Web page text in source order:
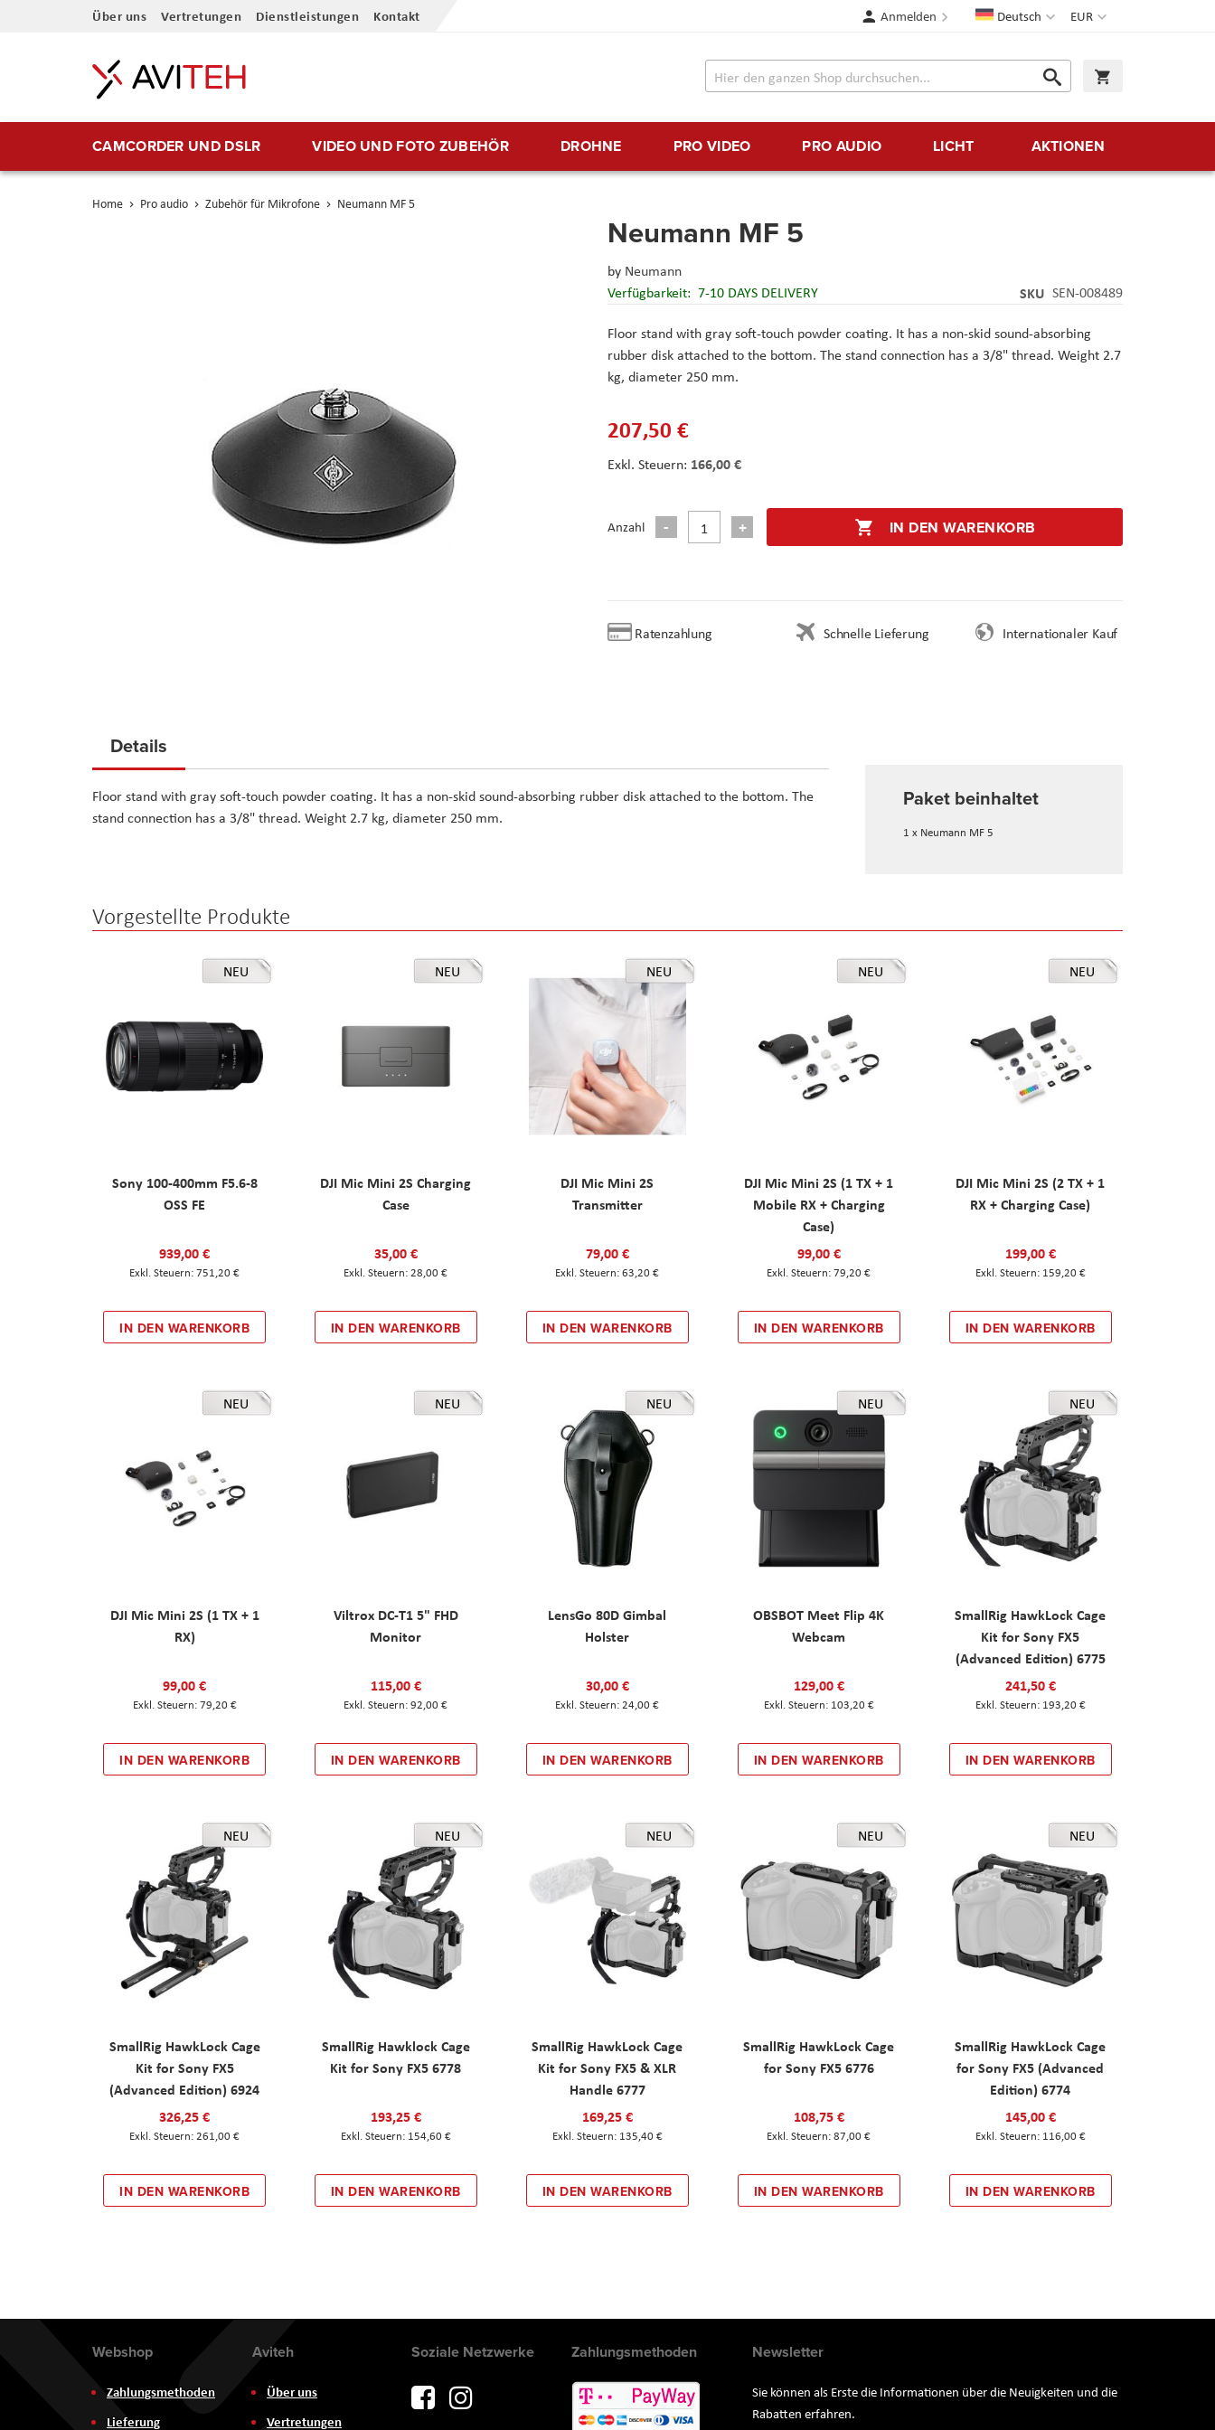
Direkt
Inhalt
Währung
EUR
SpracheDeutsch
Über uns Vertretungen Dienstleistungen Kontakt Anmelden
Suche
Suche
CAMCORDER UND DSLR VIDEO UND FOTO ZUBEHÖR DROHNE PRO VIDEO PRO AUDIO LICHT AKTIONEN
Home Pro audio Zubehör für Mikrofone Neumann MF 5
Neumann MF 5
by Neumann
Verfügbarkeit: 7-10 DAYS DELIVERY SKU SEN-008489
Floor stand with gray soft-touch powder coating. It has a non-skid sound-absorbing
rubber disk attached to the bottom. The stand connection has a 3/8" thread. Weight 2.7
kg, diameter 250 mm.
207,50 €
166,00 €
Anzahl IN DEN WARENKORB
Ratenzahlung Schnelle Lieferung Internationaler Kauf
the
of
the
Paket beinhaltet
1 x Neumann MF 5
Details
Floor stand with gray soft-touch powder coating. It has a non-skid sound-absorbing rubber disk attached to the bottom. The
stand connection has a 3/8" thread. Weight 2.7 kg, diameter 250 mm.
Vorgestellte Produkte
NEU
Sony 100-400mm F5.6-8
OSS FE
939,00 €
751,20 €
IN DEN WARENKORB
NEU
DJI Mic Mini 2S Charging
Case
35,00 €
28,00 €
IN DEN WARENKORB
NEU
DJI Mic Mini 2S
Transmitter
79,00 €
63,20 €
IN DEN WARENKORB
NEU
DJI Mic Mini 2S (1 TX + 1
Mobile RX + Charging
Case)
99,00 €
79,20 €
IN DEN WARENKORB
NEU
DJI Mic Mini 2S (2 TX + 1
RX + Charging Case)
199,00 €
159,20 €
IN DEN WARENKORB
NEU
DJI Mic Mini 2S (1 TX + 1
RX)
99,00 €
79,20 €
IN DEN WARENKORB
NEU
Viltrox DC-T1 5" FHD
Monitor
115,00 €
92,00 €
IN DEN WARENKORB
NEU
LensGo 80D Gimbal
Holster
30,00 €
24,00 €
IN DEN WARENKORB
NEU
OBSBOT Meet Flip 4K
Webcam
129,00 €
103,20 €
IN DEN WARENKORB
NEU
SmallRig HawkLock Cage
Kit for Sony FX5
(Advanced Edition) 6775
241,50 €
193,20 €
IN DEN WARENKORB
NEU
SmallRig HawkLock Cage
Kit for Sony FX5
(Advanced Edition) 6924
326,25 €
261,00 €
IN DEN WARENKORB
NEU
SmallRig Hawklock Cage
Kit for Sony FX5 6778
193,25 €
154,60 €
IN DEN WARENKORB
NEU
SmallRig HawkLock Cage
Kit for Sony FX5 & XLR
Handle 6777
169,25 €
135,40 €
IN DEN WARENKORB
NEU
SmallRig HawkLock Cage
for Sony FX5 6776
108,75 €
87,00 €
IN DEN WARENKORB
NEU
SmallRig HawkLock Cage
for Sony FX5 (Advanced
Edition) 6774
145,00 €
116,00 €
IN DEN WARENKORB
Newsletter
Sie können als Erste die Informationen über die Neuigkeiten und die
Rabatten erfahren.
Webshop
Zahlungsmethoden
Lieferung
Aviteh
Über uns
Vertretungen
Soziale Netzwerke Zahlungsmethoden